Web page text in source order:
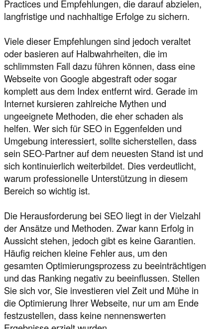
Practices und Empfehlungen, die darauf abzielen,
langfristige und nachhaltige Erfolge zu sichern.
Viele dieser Empfehlungen sind jedoch veraltet
oder basieren auf Halbwahrheiten, die im
schlimmsten Fall dazu führen können, dass eine
Webseite von Google abgestraft oder sogar
komplett aus dem Index entfernt wird. Gerade im
Internet kursieren zahlreiche Mythen und
ungeeignete Methoden, die eher schaden als
helfen. Wer sich für SEO in Eggenfelden und
Umgebung interessiert, sollte sicherstellen, dass
sein SEO-Partner auf dem neuesten Stand ist und
sich kontinuierlich weiterbildet. Dies verdeutlicht,
warum professionelle Unterstützung in diesem
Bereich so wichtig ist.
Die Herausforderung bei SEO liegt in der Vielzahl
der Ansätze und Methoden. Zwar kann Erfolg in
Aussicht stehen, jedoch gibt es keine Garantien.
Häufig reichen kleine Fehler aus, um den
gesamten Optimierungsprozess zu beeinträchtigen
und das Ranking negativ zu beeinflussen. Stellen
Sie sich vor, Sie investieren viel Zeit und Mühe in
die Optimierung Ihrer Webseite, nur um am Ende
festzustellen, dass keine nennenswerten